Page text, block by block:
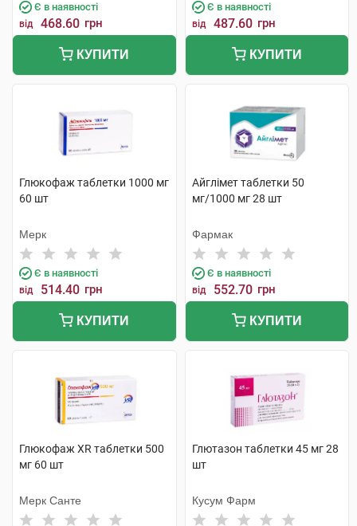
Є в наявності
від 468.60 грн
КУПИТИ
Є в наявності
від 487.60 грн
КУПИТИ
Глюкофаж таблетки 1000 мг
60 шт
Мерк
Є в наявності
від 514.40 грн
КУПИТИ
Айглімет таблетки 50
мг/1000 мг 28 шт
Фармак
Є в наявності
від 552.70 грн
КУПИТИ
Глюкофаж XR таблетки 500
мг 60 шт
Мерк Санте
Глютазон таблетки 45 мг 28
шт
Кусум Фарм